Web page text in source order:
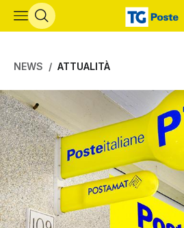
Vai al contenuto principale
NEWS ATTUALITÀ